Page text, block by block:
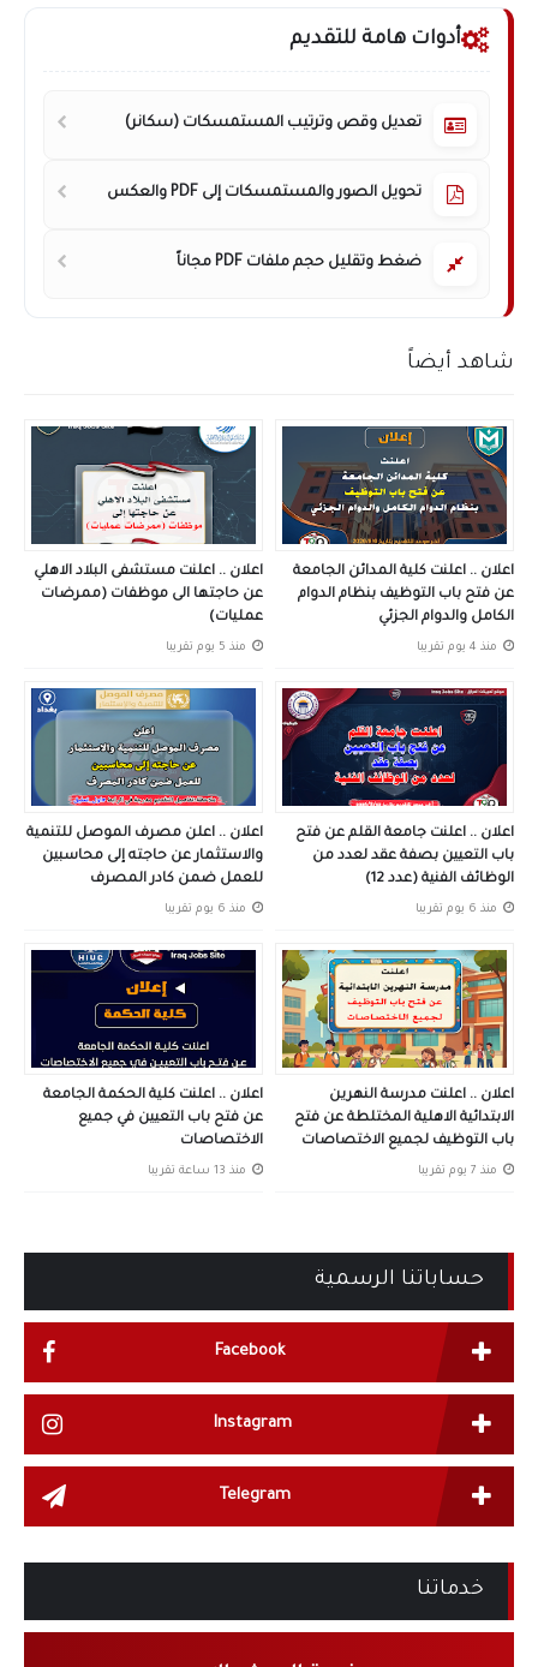
أدوات هامة للتقديم
تعديل وقص وترتيب المستمسكات (سكانر)
تحويل الصور والمستمسكات إلى PDF والعكس
ضغط وتقليل حجم ملفات PDF مجاناً
شاهد أيضاً
اعلان .. اعلنت كلية المدائن الجامعة
عن فتح باب التوظيف بنظام الدوام
الكامل والدوام الجزئي
منذ 4 يوم تقريبا
اعلان .. اعلنت مستشفى البلاد الاهلي
عن حاجتها الى موظفات (ممرضات
عمليات)
منذ 5 يوم تقريبا
اعلان .. اعلنت جامعة القلم عن فتح
باب التعيين بصفة عقد لعدد من
الوظائف الفنية (عدد 12)
منذ 6 يوم تقريبا
اعلان .. اعلن مصرف الموصل للتنمية
والاستثمار عن حاجته إلى محاسبين
للعمل ضمن كادر المصرف
منذ 6 يوم تقريبا
اعلان .. اعلنت مدرسة النهرين
الابتدائية الاهلية المختلطة عن فتح
باب التوظيف لجميع الاختصاصات
منذ 7 يوم تقريبا
اعلان .. اعلنت كلية الحكمة الجامعة
عن فتح باب التعيين في جميع
الاختصاصات
منذ 13 ساعة تقريبا
حساباتنا الرسمية
Facebook
Instagram
Telegram
خدماتنا